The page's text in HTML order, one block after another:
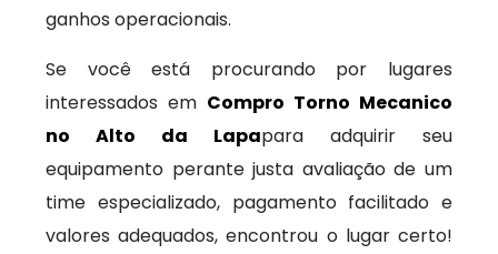
ganhos operacionais.
Se você está procurando por lugares
interessados em Compro Torno Mecanico
no Alto da Lapapara adquirir seu
equipamento perante justa avaliação de um
time especializado, pagamento facilitado e
valores adequados, encontrou o lugar certo!